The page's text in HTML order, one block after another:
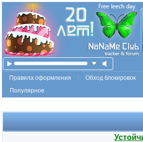
Правила оформления
Обход блокировок
Популярное